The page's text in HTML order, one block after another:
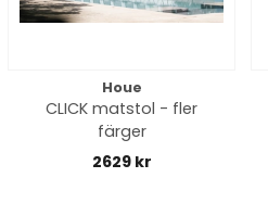
Houe
CLICK matstol - fler
färger
2629 kr